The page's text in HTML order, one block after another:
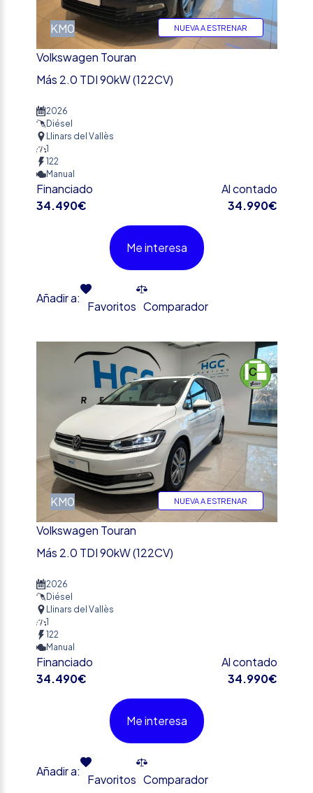
KM0 NUEVA A ESTRENAR
Volkswagen Touran
Más 2.0 TDI 90kW (122CV)
2026
Diésel
Llinars del Vallès
1
122
Manual
Financiado
34.490€
Al contado
34.990€
Me interesa
Añadir a:
Favoritos Comparador
KM0 NUEVA A ESTRENAR
Volkswagen Touran
Más 2.0 TDI 90kW (122CV)
2026
Diésel
Llinars del Vallès
1
122
Manual
Financiado
34.490€
Al contado
34.990€
Me interesa
Añadir a:
Favoritos Comparador